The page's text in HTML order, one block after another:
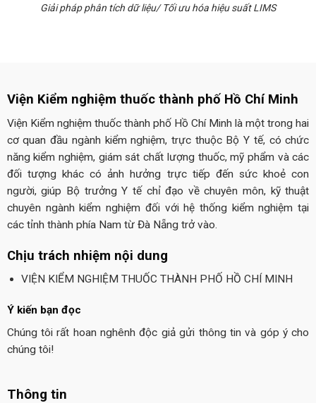
Giải pháp phân tích dữ liệu/ Tối ưu hóa hiệu suất LIMS
Viện Kiểm nghiệm thuốc thành phố Hồ Chí Minh
Viện Kiểm nghiệm thuốc thành phố Hồ Chí Minh là một trong hai
cơ quan đầu ngành kiểm nghiệm, trực thuộc Bộ Y tế, có chức
năng kiểm nghiệm, giám sát chất lượng thuốc, mỹ phẩm và các
đối tượng khác có ảnh hưởng trực tiếp đến sức khoẻ con
người, giúp Bộ trưởng Y tế chỉ đạo về chuyên môn, kỹ thuật
chuyên ngành kiểm nghiệm đối với hệ thống kiểm nghiệm tại
các tỉnh thành phía Nam từ Đà Nẵng trở vào.
Chịu trách nhiệm nội dung
VIỆN KIỂM NGHIỆM THUỐC THÀNH PHỐ HỒ CHÍ MINH
Ý kiến bạn đọc
Chúng tôi rất hoan nghênh độc giả gửi thông tin và góp ý cho
chúng tôi!
Thông tin